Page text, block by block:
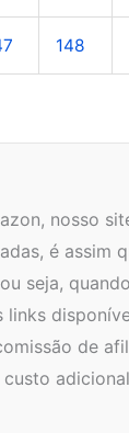
148
nosso
é assim
seja,
de